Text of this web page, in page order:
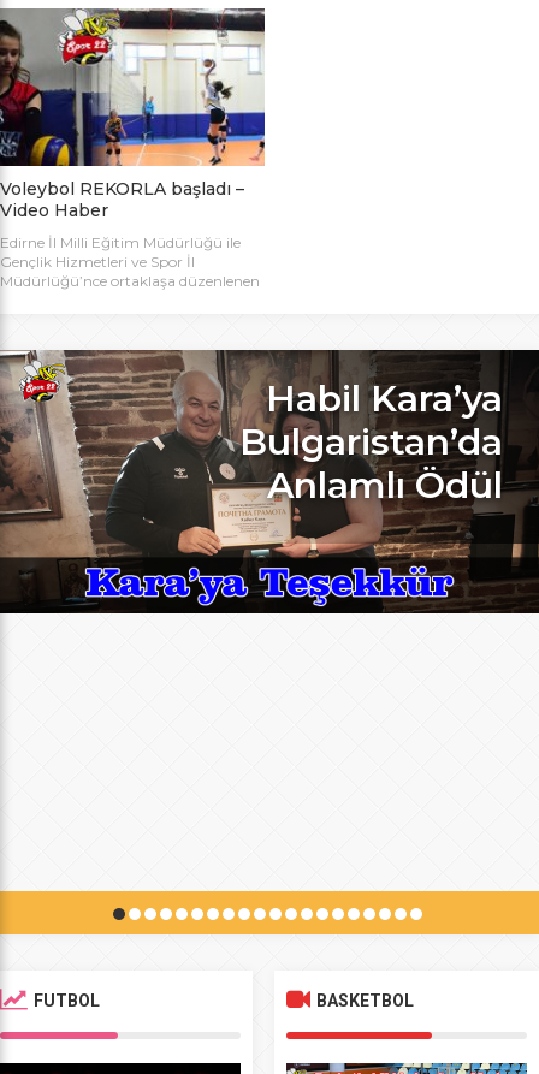
bugün başlıyor. Toplamda 14 takımın
katılımıyla düzenlenen 5. Valilik
Voleybol Turnuvasının teknik
toplantısı ve kura çekimi Aliço
Pehlivan Sporcu Eğitim Merkezi
Toplantı Salonu’nda yapıldı.
Toplantıya Voleybol hakemi ve
antrenörü Engin Toroslu, Ayhan […]
Voleybol REKORLA başladı –
Video Haber
Edirne İl Milli Eğitim Müdürlüğü ile
Gençlik Hizmetleri ve Spor İl
Müdürlüğü’nce ortaklaşa düzenlenen
rekoru kırıldı. REKOR KATILIMA
REKORLU AÇILIŞ Edirne Okullar
Arası Genç Kızlar A Kategorisi
Voleybol İl Şampiyonluğu maçlarına
bu yıl 8 grupta toplam […]
Habil Kara’ya
Bulgaristan’da
Anlamlı Ödül
FUTBOL BASKETBOL